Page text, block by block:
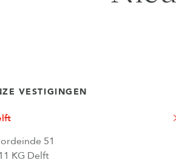
VESTIGINGEN
51
KG Delft